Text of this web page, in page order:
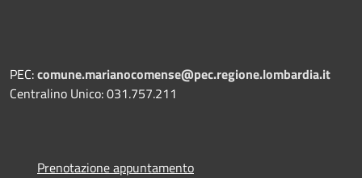
PEC:comune.marianocomense@pec.regione.lombardia.it
Centralino Unico: 031.757.211
Prenotazione appuntamento